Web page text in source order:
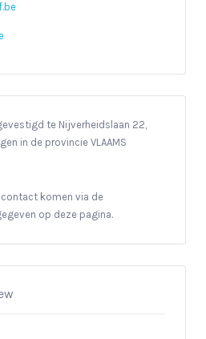
gevestigd te Nijverheidslaan 22,
in de provincie VLAAMS
komen via de
op deze pagina.